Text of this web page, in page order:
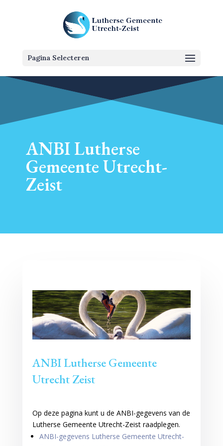
Pagina Selecteren
ANBI Lutherse
Gemeente Utrecht-
Zeist
ANBI Lutherse Gemeente
Utrecht Zeist
Op deze pagina kunt u de ANBI-gegevens van de
Lutherse Gemeente Utrecht-Zeist raadplegen.
ANBI-gegevens Lutherse Gemeente Utrecht-